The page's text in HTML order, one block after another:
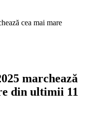
cea mai mare
marchează
din ultimii 11